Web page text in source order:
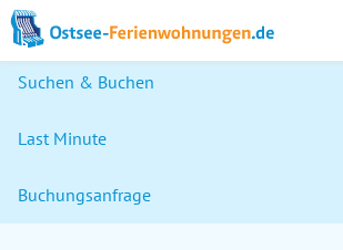
Suchen & Buchen
Last Minute
Buchungsanfrage